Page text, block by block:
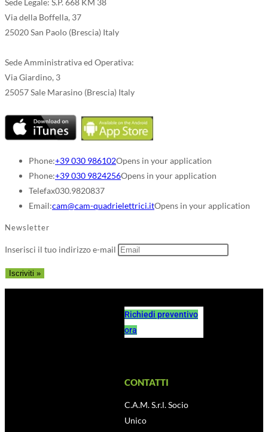
Sede Legale: S.P. 668 KM 38
Via della Boffella, 37
25020 San Paolo (Brescia) Italy
Sede Amministrativa ed Operativa:
Via Giardino, 3
25057 Sale Marasino (Brescia) Italy
Phone:+39 030 986102Opens in your application
Phone:+39 030 9824256Opens in your application
Telefax030.9820837
Email:cam@cam-quadrielettrici.itOpens in your application
Newsletter
Inserisci il tuo indirizzo e-mail
Richiedi preventivo
ora
CONTATTI
C.A.M. S.r.l. Socio
Unico